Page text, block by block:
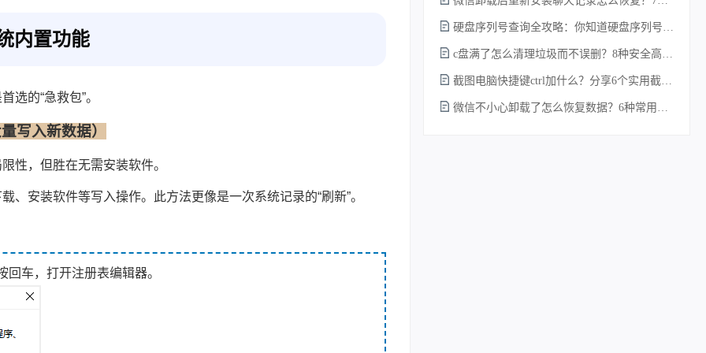
内置功能
选的“急救包”。
写入新数据）
性，但胜在无需安装软件。
、安装软件等写入操作。此方法更像是一次系统记录的“刷新”。
回车，打开注册表编辑器。
硬盘序列号查询全攻略：你知道硬盘序列号怎么查吗？
c盘满了怎么清理垃圾而不误删？8种安全高效的方法详解+误删恢复指南！
截图电脑快捷键ctrl加什么？分享6个实用截图方法！
微信不小心卸载了怎么恢复数据？6种常用方法详解！